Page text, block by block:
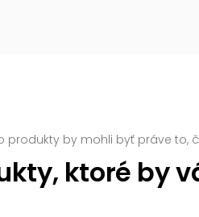
produkty by mohli byť práve to,
ktoré by